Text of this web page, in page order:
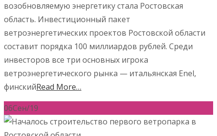
возобновляемую энергетику стала Ростовская
область. Инвестиционный пакет
ветроэнергетических проектов Ростовской области
составит порядка 100 миллиардов рублей. Среди
инвесторов все три основных игрока
ветроэнергетического рынка — итальянская Enel,
финскийRead More…
06Сен/19